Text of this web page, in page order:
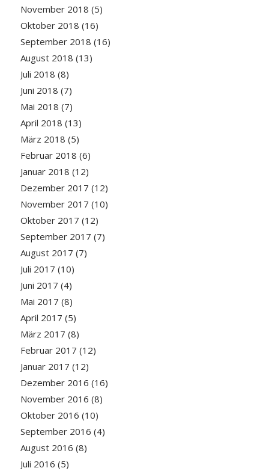
November 2018 (5)
Oktober 2018 (16)
September 2018 (16)
August 2018 (13)
Juli 2018 (8)
Juni 2018 (7)
Mai 2018 (7)
April 2018 (13)
März 2018 (5)
Februar 2018 (6)
Januar 2018 (12)
Dezember 2017 (12)
November 2017 (10)
Oktober 2017 (12)
September 2017 (7)
August 2017 (7)
Juli 2017 (10)
Juni 2017 (4)
Mai 2017 (8)
April 2017 (5)
März 2017 (8)
Februar 2017 (12)
Januar 2017 (12)
Dezember 2016 (16)
November 2016 (8)
Oktober 2016 (10)
September 2016 (4)
August 2016 (8)
Juli 2016 (5)